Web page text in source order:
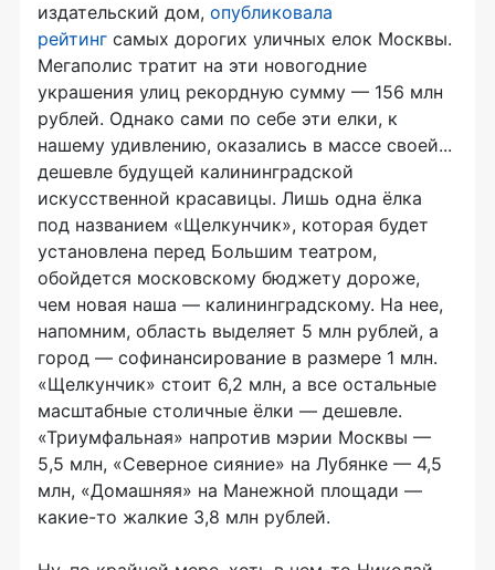
издательский дом, опубликовала
рейтинг самых дорогих уличных елок Москвы.
Мегаполис тратит на эти новогодние
украшения улиц рекордную сумму — 156 млн
рублей. Однако сами по себе эти елки, к
нашему удивлению, оказались в массе своей...
дешевле будущей калининградской
искусственной красавицы. Лишь одна ёлка
под названием «Щелкунчик», которая будет
установлена перед Большим театром,
обойдется московскому бюджету дороже,
чем новая наша — калининградскому. На нее,
напомним, область выделяет 5 млн рублей, а
город — софинансирование в размере 1 млн.
«Щелкунчик» стоит 6,2 млн, а все остальные
масштабные столичные ёлки — дешевле.
«Триумфальная» напротив мэрии Москвы —
5,5 млн, «Северное сияние» на Лубянке — 4,5
млн, «Домашняя» на Манежной площади —
какие-то жалкие 3,8 млн рублей.